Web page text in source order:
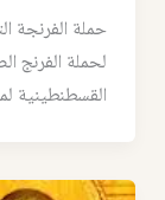
حملة الفرنجة
لحملة الفرنج
القسطنطينية لمدة